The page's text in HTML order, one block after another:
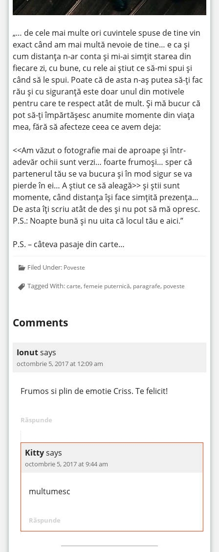
„… de cele mai multe ori cuvintele spuse de tine vin
exact când am mai multă nevoie de tine… e ca și
cum distanța n-ar conta și mi-ai simțit starea din
fiecare zi, cu bune, cu rele ai știut ce să-mi spui și
când să le spui. Poate că de asta n-aș putea să-ți fac
rău și cu siguranță este doar unul din motivele
pentru care te respect atât de mult. Și mă bucur că
pot să-ți împărtășesc anumite momente din viața
mea, fără să afecteze ceea ce avem deja:
<<Am văzut o fotografie mai de aproape și într-
adevăr ochii sunt verzi… foarte frumoși… sper că
partenerul tău se va bucura și în mod sigur se va
pierde în ei… A știut ce să aleagă>> și știi sunt
momente, când distanța își face simțită prezența…
De asta îți scriu atât de des și nu pot să mă opresc.
P.S.: Noapte bună și nu uita că locul tău e aici.”
P.S. – câteva pasaje din carte…
Filed Under: Poveste
Tagged With:carte,femeie puternică, paragrafe, poveste
Comments
Ionutsays
octombrie 5, 2017 at 12:09 am
Frumos si plin de emotie Criss. Te felicit!
Răspunde
Kittysays
octombrie 5, 2017 at 9:44 am
multumesc
Răspunde